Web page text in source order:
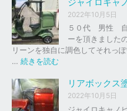
ク
車
下
、
買
イ
ロ
ッ
ド
ジャイロキャ
2022年10月5日
５０代 男性
ーを頂きました
リーンを独自に調色してそれっ
… 続きを読む
イ
ロ
リアボックス
2022年10月5日
ジャイロキャノ